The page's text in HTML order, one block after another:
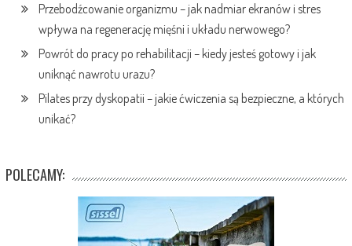
Przebodźcowanie organizmu – jak nadmiar ekranów i stres
wpływa na regenerację mięśni i układu nerwowego?
Powrót do pracy po rehabilitacji – kiedy jesteś gotowy i jak
uniknąć nawrotu urazu?
Pilates przy dyskopatii – jakie ćwiczenia są bezpieczne, a których
unikać?
POLECAMY: